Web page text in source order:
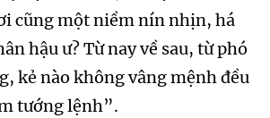
cũng một niềm nín nhịn, há
hậu ư? Từ nay về sau, từ phó
kẻ nào không vâng mệnh đều
tướng lệnh”.